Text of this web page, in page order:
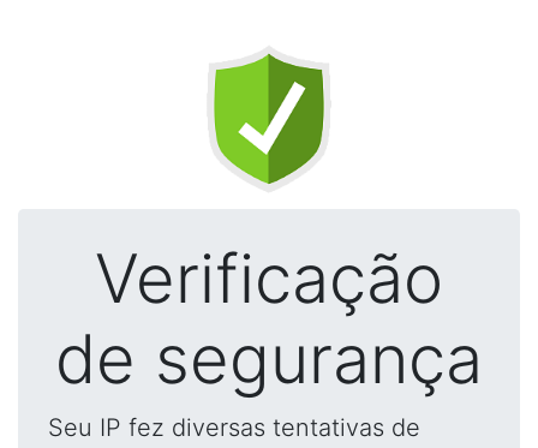
Verificação
de segurança
Seu IP fez diversas tentativas de